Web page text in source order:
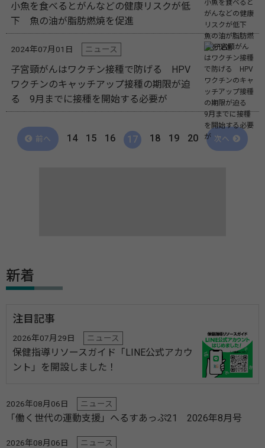
小魚を食べるとがんなどの健康リスクが低
下 魚の油が脂肪燃焼を促進
2024年07月01日 ニュース
子宮頸がんはワクチン接種で防げる HPV
ワクチンのキャッチアップ接種の期限が迫
る 9月までに接種を開始する必要が
前へ 14 15 16 17 18 19 20 次へ
新着
注目記事
2026年07月29日 ニュース
保健指導リソースガイド「LINE公式アカウ
ント」を開設しました！
2026年08月06日 ニュース
「働く世代の運動支援」へるすあっぷ21 2026年8月号
2026年08月06日 ニュース